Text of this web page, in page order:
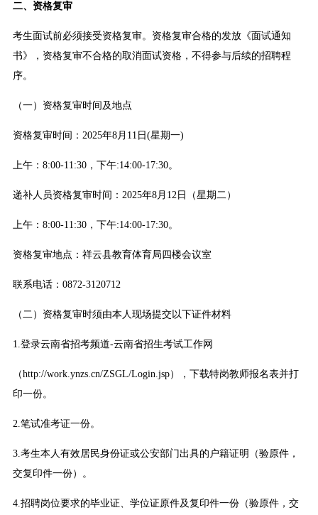
二、资格复审
考生面试前必须接受资格复审。资格复审合格的发放《面试通知
书》，资格复审不合格的取消面试资格，不得参与后续的招聘程
序。
（一）资格复审时间及地点
资格复审时间：2025年8月11日(星期一)
上午：8:00-11:30，下午:14:00-17:30。
递补人员资格复审时间：2025年8月12日（星期二）
上午：8:00-11:30，下午:14:00-17:30。
资格复审地点：祥云县教育体育局四楼会议室
联系电话：0872-3120712
（二）资格复审时须由本人现场提交以下证件材料
1.登录云南省招考频道-云南省招生考试工作网
（http://work.ynzs.cn/ZSGL/Login.jsp），下载特岗教师报名表并打
印一份。
2.笔试准考证一份。
3.考生本人有效居民身份证或公安部门出具的户籍证明（验原件，
交复印件一份）。
4.招聘岗位要求的毕业证、学位证原件及复印件一份（验原件，交